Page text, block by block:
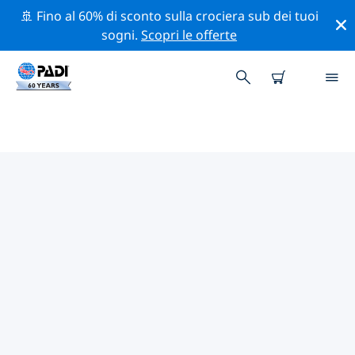
🚢 Fino al 60% di sconto sulla crociera sub dei tuoi
sogni.Scopri le offerte